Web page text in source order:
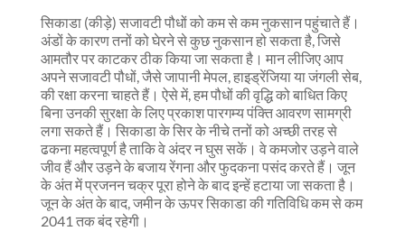
सिकाडा (कीड़े) सजावटी पौधों को कम से कम नुकसान पहुंचाते हैं।
अंडों के कारण तनों को घेरने से कुछ नुकसान हो सकता है, जिसे
आमतौर पर काटकर ठीक किया जा सकता है। मान लीजिए आप
अपने सजावटी पौधों, जैसे जापानी मेपल, हाइड्रेंजिया या जंगली सेब,
की रक्षा करना चाहते हैं। ऐसे में, हम पौधों की वृद्धि को बाधित किए
बिना उनकी सुरक्षा के लिए प्रकाश पारगम्य पंक्ति आवरण सामग्री
लगा सकते हैं। सिकाडा के सिर के नीचे तनों को अच्छी तरह से
ढकना महत्वपूर्ण है ताकि वे अंदर न घुस सकें। वे कमजोर उड़ने वाले
जीव हैं और उड़ने के बजाय रेंगना और फुदकना पसंद करते हैं। जून
के अंत में प्रजनन चक्र पूरा होने के बाद इन्हें हटाया जा सकता है।
जून के अंत के बाद, जमीन के ऊपर सिकाडा की गतिविधि कम से कम
2041 तक बंद रहेगी।